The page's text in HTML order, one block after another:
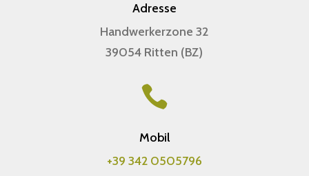
Adresse
Handwerkerzone 32
39054 Ritten (BZ)

Mobil
+39 342 0505796